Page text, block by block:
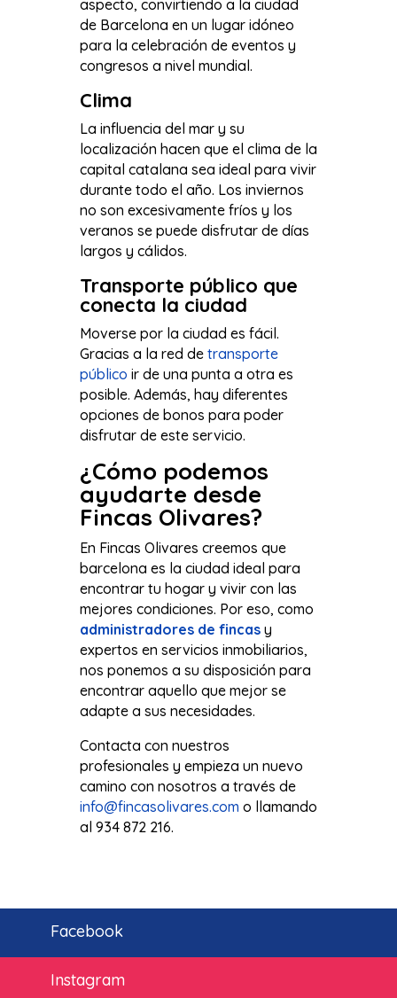
aspecto, convirtiendo a la ciudad
de Barcelona en un lugar idóneo
para la celebración de eventos y
congresos a nivel mundial.
Clima
La influencia del mar y su
localización hacen que el clima de la
capital catalana sea ideal para vivir
durante todo el año. Los inviernos
no son excesivamente fríos y los
veranos se puede disfrutar de días
largos y cálidos.
Transporte público que
conecta la ciudad
Moverse por la ciudad es fácil.
Gracias a la red de transporte
público ir de una punta a otra es
posible. Además, hay diferentes
opciones de bonos para poder
disfrutar de este servicio.
¿Cómo podemos
ayudarte desde
Fincas Olivares?
En Fincas Olivares creemos que
barcelona es la ciudad ideal para
encontrar tu hogar y vivir con las
mejores condiciones. Por eso, como
administradores de fincasy
expertos en servicios inmobiliarios,
nos ponemos a su disposición para
encontrar aquello que mejor se
adapte a sus necesidades.
Contacta con nuestros
profesionales y empieza un nuevo
camino con nosotros a través de
info@fincasolivares.com o llamando
al 934 872 216.
Facebook
Instagram